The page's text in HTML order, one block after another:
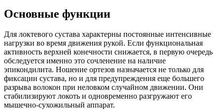
Основные функции
Для локтевого сустава характерны постоянные интенсивные
нагрузки во время движения рукой. Если функциональная
активность верхней конечности снижается, в первую очередь
обследуется именно это сочленение на наличие
эпикондилита. Ношение ортезов назначается не только для
фиксации сустава, но и для предупреждения еще большего
разрыва волокон при неловком случайном движении. Они
стабилизируют локоть и одновременно разгружают его
мышечно-сухожильный аппарат.